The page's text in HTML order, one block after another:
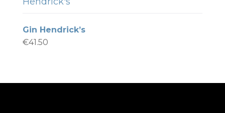
Gin Hendrick’s
€41.50